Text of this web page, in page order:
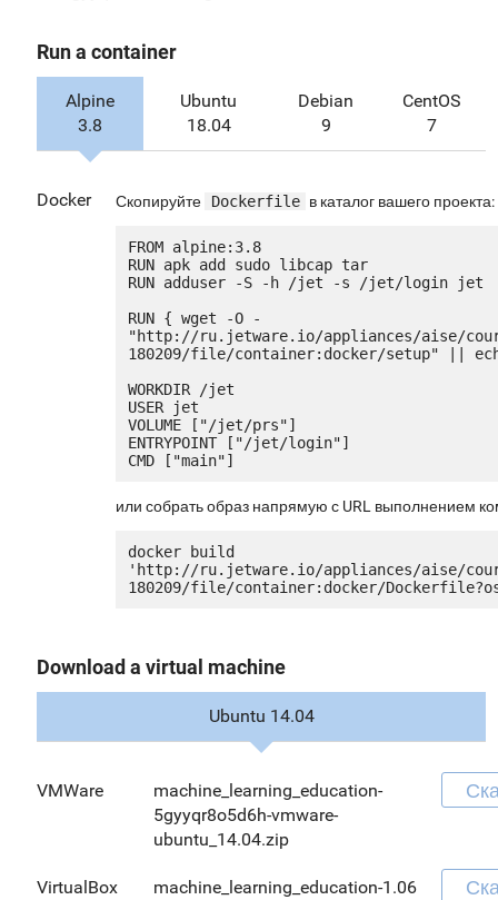
Run a container
Alpine
3.8
Ubuntu
18.04
Debian
9
CentOS
7
Docker Скопируйте Dockerfile в каталог вашего проекта:
FROM alpine:3.8
RUN apk add sudo libcap tar
RUN adduser -S -h /jet -s /jet/login jet
RUN { wget -O -
"http://ru.jetware.io/appliances/aise/
180209/file/container:docker/setup" ||
WORKDIR /jet
USER jet
VOLUME ["/jet/prs"]
ENTRYPOINT ["/jet/login"]
или собрать образ напрямую с URL выполнением
docker build
'http://ru.jetware.io/appliances/aise/
Download a virtual machine
Ubuntu 14.04
VMWare
machine_learning_education-
5gyyqr8o5d6h-vmware-
ubuntu_14.04.zip
VirtualBox machine_learning_education-1.06